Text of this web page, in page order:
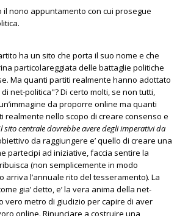
nono appuntamento con cui prosegue
ha un sito che porta il suo nome e che
particolareggiata delle battaglie politiche
Ma quanti partiti realmente hanno adottato
net-politica"? Di certo molti, se non tutti,
da proporre online ma quanti
realmente nello scopo di creare consenso e
sito centrale dovrebbe avere degli imperativi da
da raggiungere e’ quello di creare una
partecipi ad iniziative, faccia sentire la
(non semplicemente in modo
arriva l’annuale rito del tesseramento). La
gia’ detto, e’ la vera anima della net-
vero metro di giudizio per capire di aver
online. Rinunciare a costruire una